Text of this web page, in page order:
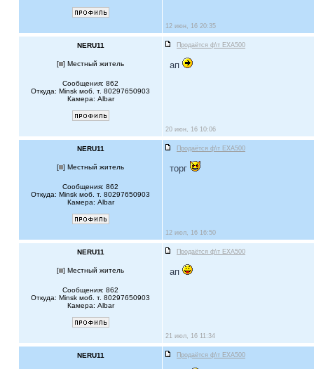
12 июн, 16 20:35
NERU11 Продаётся ф\т EXA500
[ ] Местный житель
Сообщения: 862
Откуда: Minsk моб. т. 80297650903
Камера: Albar
ап
20 июн, 16 10:06
NERU11 Продаётся ф\т EXA500
[ ] Местный житель
Сообщения: 862
Откуда: Minsk моб. т. 80297650903
Камера: Albar
торг
12 июл, 16 16:50
NERU11 Продаётся ф\т EXA500
[ ] Местный житель
Сообщения: 862
Откуда: Minsk моб. т. 80297650903
Камера: Albar
ап
21 июл, 16 11:34
NERU11 Продаётся ф\т EXA500